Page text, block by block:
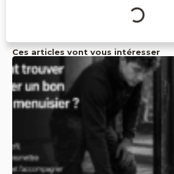
Ces articles vont vous intéresser